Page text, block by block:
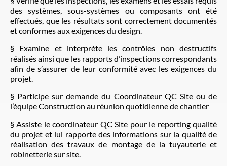
des systèmes, sous-systèmes ou composants ont été
effectués, que les résultats sont correctement documentés
et conformes aux exigences du design.
§ Examine et interprète les contrôles non destructifs
réalisés ainsi que les rapports d’inspections correspondants
afin de s’assurer de leur conformité avec les exigences du
projet.
§ Participe sur demande du Coordinateur QC Site ou de
l’équipe Construction au réunion quotidienne de chantier
§ Assiste le coordinateur QC Site pour le reporting qualité
du projet et lui rapporte des informations sur la qualité de
réalisation des travaux de montage de la tuyauterie et
robinetterie sur site.